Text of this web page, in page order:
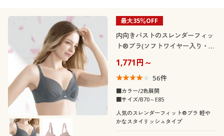
最大35％OFF
内向きバストのスレンダーフィッ
ト®ブラ(ソフトワイヤー入り・
1,771円～
56件
■カラー/2色展開
■サイズ/B70～E85
人気のスレンダーフィット®ブラ 軽や
かなスタイリッシュタイプ